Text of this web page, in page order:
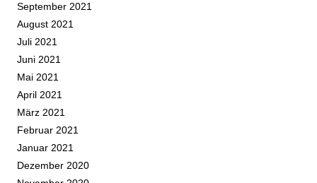
September 2021
August 2021
Juli 2021
Juni 2021
Mai 2021
April 2021
März 2021
Februar 2021
Januar 2021
Dezember 2020